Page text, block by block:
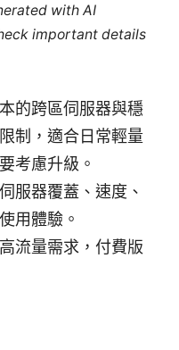
with AI
important details
的跨區伺服器與穩
制，適合日常輕量
考慮升級。
服器覆蓋、速度、
用體驗。
流量需求，付費版